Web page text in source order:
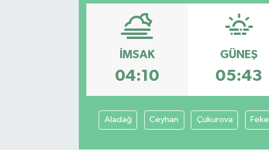
İMSAK
04:10
GÜNEŞ
05:43
Aladağ Ceyhan Çukurova Feke